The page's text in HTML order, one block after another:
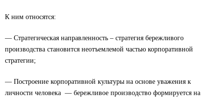
К ним относятся:
— Стратегическая направленность – стратегия бережливого
производства становится неотъемлемой частью корпоративной
стратегии;
— Построение корпоративной культуры на основе уважения к
личности человека — бережливое производство формируется на